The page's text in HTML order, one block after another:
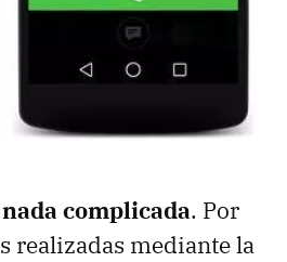
complicada. Por
realizadas mediante la